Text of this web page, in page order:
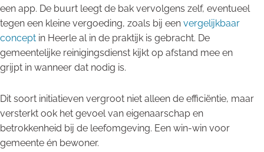
een app. De buurt leegt de bak vervolgens zelf, eventueel
tegen een kleine vergoeding, zoals bij een vergelijkbaar
concept in Heerle al in de praktijk is gebracht. De
gemeentelijke reinigingsdienst kijkt op afstand mee en
grijpt in wanneer dat nodig is.
Dit soort initiatieven vergroot niet alleen de efficiëntie, maar
versterkt ook het gevoel van eigenaarschap en
betrokkenheid bij de leefomgeving. Een win-win voor
gemeente én bewoner.